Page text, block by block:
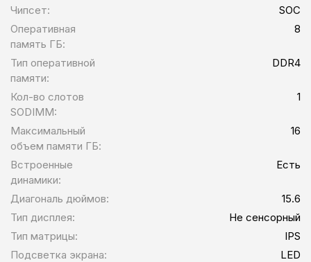
Чипсет:
SOC
Оперативная
память ГБ:
8
Тип оперативной
памяти:
DDR4
Кол-во слотов
SODIMM:
1
Максимальный
объем памяти ГБ:
16
Встроенные
динамики:
Есть
Диагональ дюймов:
15.6
Тип дисплея:
Не сенсорный
Тип матрицы:
IPS
Подсветка экрана:
LED